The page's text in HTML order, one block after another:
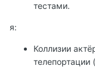
тестами.
я:
Коллизии
телепортации